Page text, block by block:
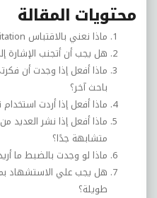
محتويات المقالة
ماذا نعني بالاقتباس
هل يجب أن أتجنب الإشارة
ماذا أفعل إذا وجدت أن
باحث آخر؟
ماذا أفعل إذا أردت
ماذا أفعل إذا نشر العديد
متشابهة جدًا؟
ماذا لو وجدت بالضبط ما
هل يجب علي الاستشهاد
طويلة؟